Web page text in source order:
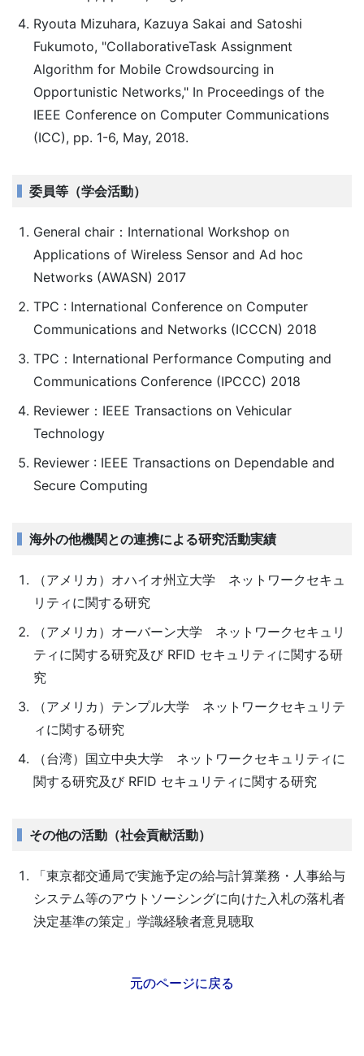
Ryouta Mizuhara, Kazuya Sakai and Satoshi
Fukumoto, "Collaborative­Task Assignment
Algorithm for Mobile Crowdsourcing in
Opportunistic Networks," In Proceedings of the
IEEE Conference on Computer Communications
(ICC), pp. 1-6, May, 2018.
委員等（学会活動）
General chair：International Workshop on
Applications of Wireless Sensor and Ad hoc
Networks (AWASN) 2017
TPC : International Conference on Computer
Communications and Networks (ICCCN) 2018
TPC：International Performance Computing and
Communications Conference (IPCCC) 2018
Reviewer：IEEE Transactions on Vehicular
Technology
Reviewer : IEEE Transactions on Dependable and
Secure Computing
海外の他機関との連携による研究活動実績
（アメリカ）オハイオ州立大学 ネットワークセキュ
リティに関する研究
（アメリカ）オーバーン大学 ネットワークセキュリ
ティに関する研究及び RFID セキュリティに関する研
究
（アメリカ）テンプル大学 ネットワークセキュリテ
ィに関する研究
（台湾）国立中央大学 ネットワークセキュリティに
関する研究及び RFID セキュリティに関する研究
その他の活動（社会貢献活動）
「東京都交通局で実施予定の給与計算業務・人事給与
システム等のアウトソーシングに向けた入札の落札者
決定基準の策定」学識経験者意見聴取
元のページに戻る